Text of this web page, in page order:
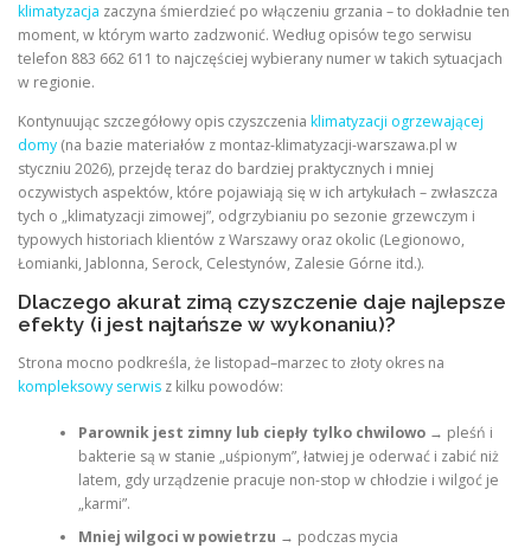
klimatyzacja zaczyna śmierdzieć po włączeniu grzania – to dokładnie ten
moment, w którym warto zadzwonić. Według opisów tego serwisu
telefon 883 662 611 to najczęściej wybierany numer w takich sytuacjach
w regionie.
Kontynuując szczegółowy opis czyszczenia klimatyzacji ogrzewającej
domy (na bazie materiałów z montaz-klimatyzacji-warszawa.pl w
styczniu 2026), przejdę teraz do bardziej praktycznych i mniej
oczywistych aspektów, które pojawiają się w ich artykułach – zwłaszcza
tych o „klimatyzacji zimowej”, odgrzybianiu po sezonie grzewczym i
typowych historiach klientów z Warszawy oraz okolic (Legionowo,
Łomianki, Jablonna, Serock, Celestynów, Zalesie Górne itd.).
Dlaczego akurat zimą czyszczenie daje najlepsze
efekty (i jest najtańsze w wykonaniu)?
Strona mocno podkreśla, że listopad–marzec to złoty okres na
kompleksowy serwis z kilku powodów:
Parownik jest zimny lub ciepły tylko chwilowo→ pleśń i
bakterie są w stanie „uśpionym”, łatwiej je oderwać i zabić niż
latem, gdy urządzenie pracuje non-stop w chłodzie i wilgoć je
„karmi”.
Mniej wilgoci w powietrzu → podczas mycia